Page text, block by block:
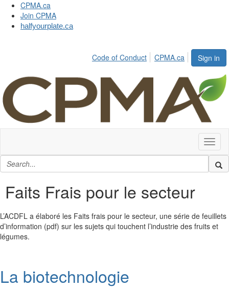
CPMA.ca
Join CPMA
halfyourplate.ca
Sign in
Code of Conduct CPMA.ca
Faits Frais pour le secteur
L’ACDFL a élaboré les Faits frais pour le secteur, une série de feuillets
d’information (pdf) sur les sujets qui touchent l’industrie des fruits et
légumes.
La biotechnologie